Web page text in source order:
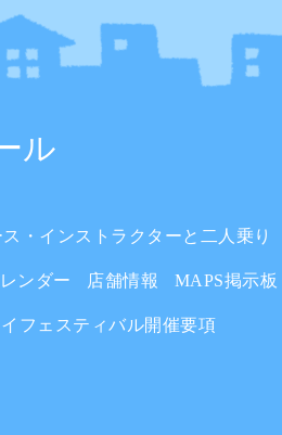
ル
ス・インストラクターと二人乗り
ンダー 店舗情報 MAPS掲示板
フェスティバル開催要項